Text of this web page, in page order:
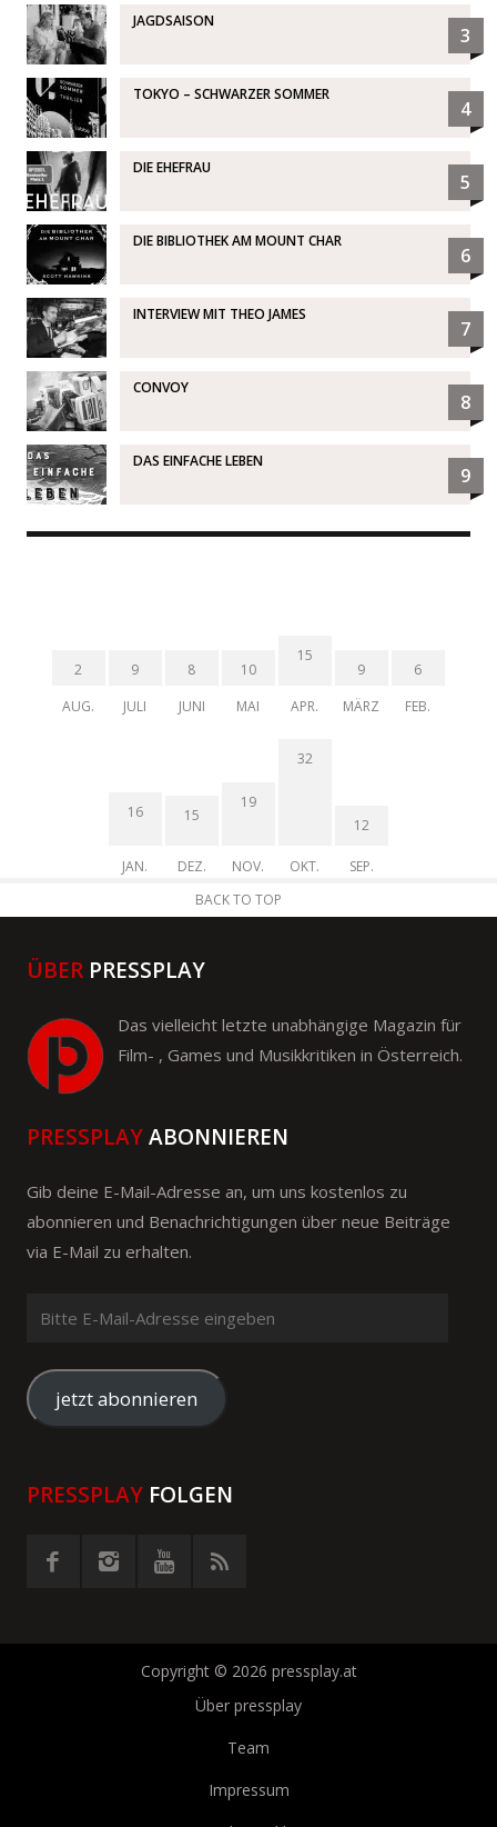
JAGDSAISON
3
TOKYO – SCHWARZER SOMMER
4
DIE EHEFRAU
5
DIE BIBLIOTHEK AM MOUNT CHAR
6
INTERVIEW MIT THEO JAMES
7
CONVOY
8
DAS EINFACHE LEBEN
9
2
AUG.
9
JULI
8
JUNI
10
MAI
15
APR.
9
MÄRZ
6
FEB.
16
JAN.
15
DEZ.
19
NOV.
32
OKT.
12
SEP.
BACK TO TOP
ÜBER PRESSPLAY
Das vielleicht letzte unabhängige Magazin für
Film- , Games und Musikkritiken in Österreich.
PRESSPLAYABONNIEREN
Gib deine E-Mail-Adresse an, um uns kostenlos zu
abonnieren und Benachrichtigungen über neue Beiträge
via E-Mail zu erhalten.
Mail-
Adresse
eingeben
jetzt abonnieren
PRESSPLAY FOLGEN
Copyright © 2026 pressplay.at
Über pressplay
Team
Impressum